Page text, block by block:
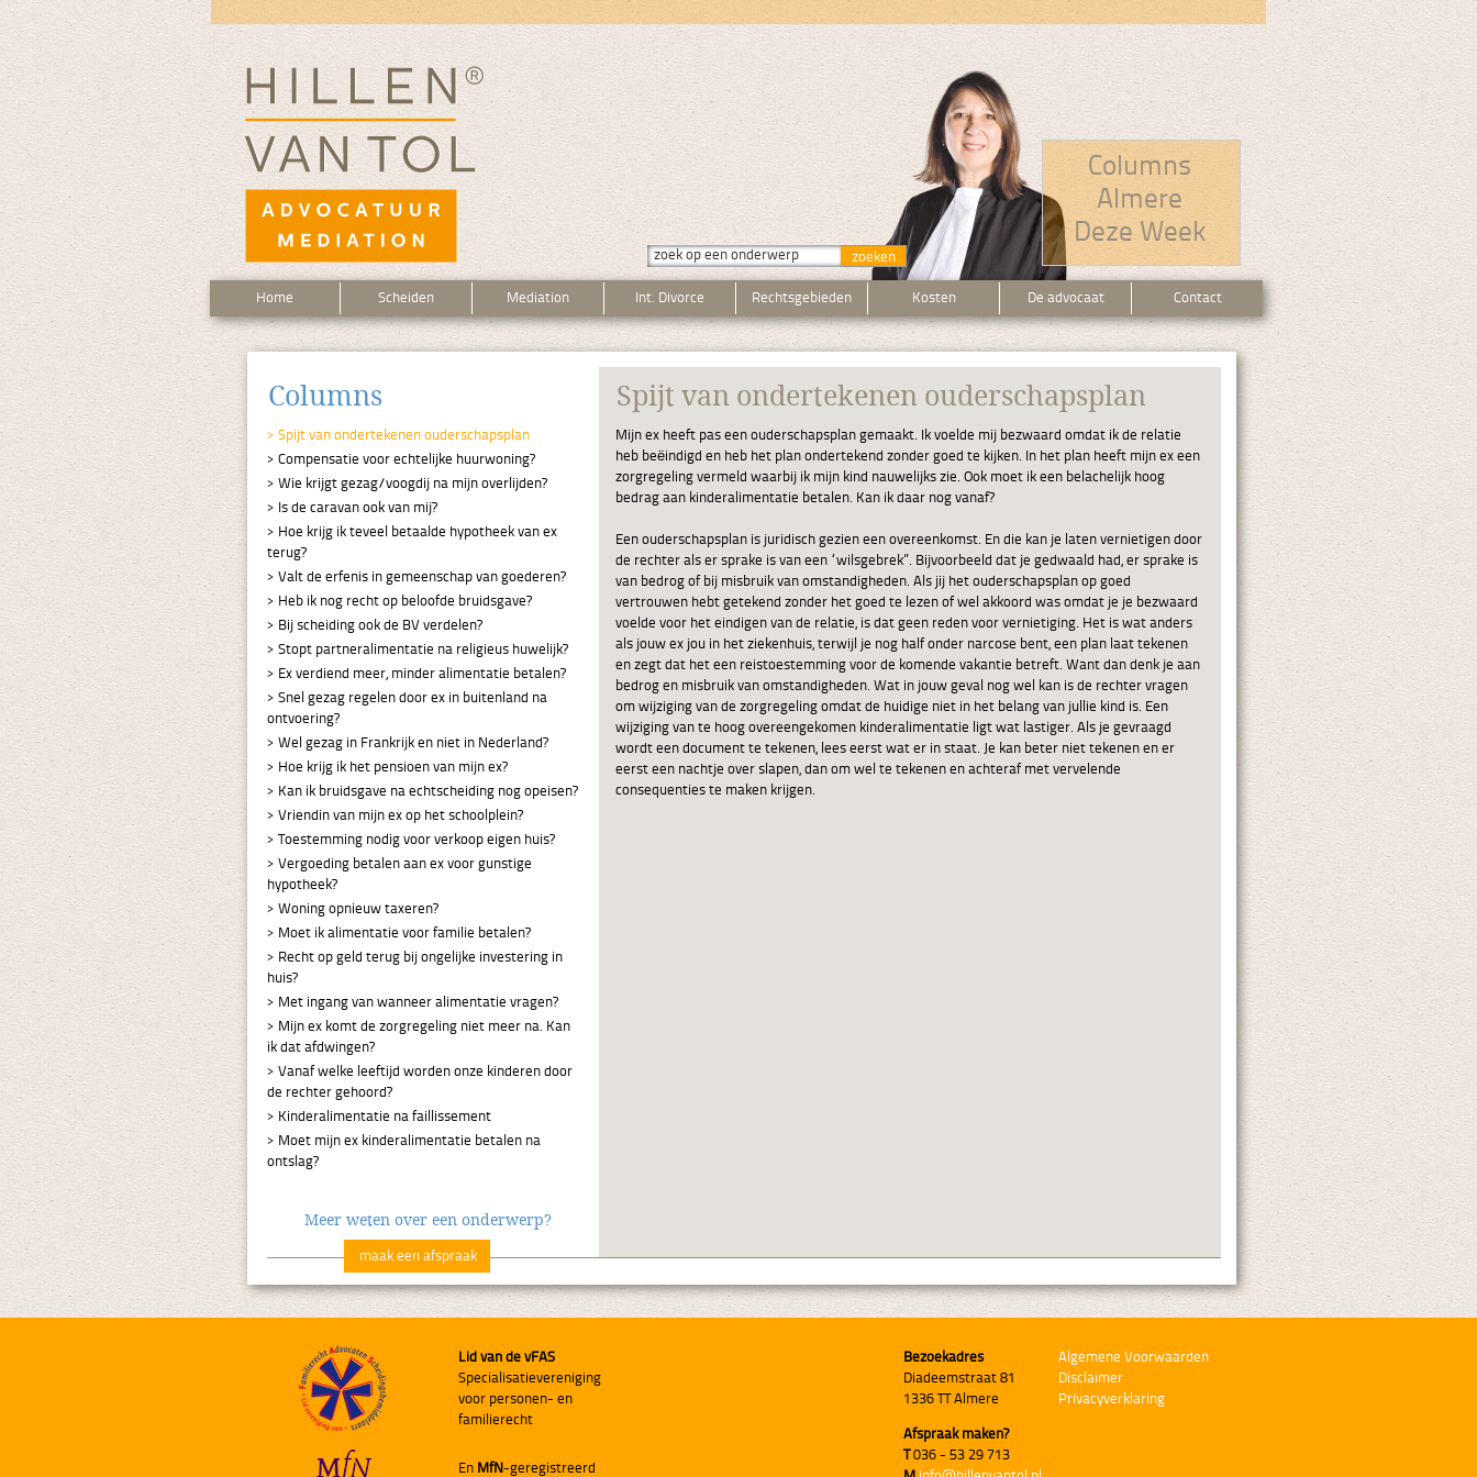
Columns
Almere
Deze Week
Home Scheiden Mediation Int. Divorce Rechtsgebieden Kosten De advocaat Contact
Columns
Spijt van ondertekenen ouderschapsplan
Compensatie voor echtelijke huurwoning?
Wie krijgt gezag/voogdij na mijn overlijden?
Is de caravan ook van mij?
Hoe krijg ik teveel betaalde hypotheek van ex
terug?
Valt de erfenis in gemeenschap van goederen?
Heb ik nog recht op beloofde bruidsgave?
Bij scheiding ook de BV verdelen?
Stopt partneralimentatie na religieus huwelijk?
Ex verdiend meer, minder alimentatie betalen?
Snel gezag regelen door ex in buitenland na
ontvoering?
Wel gezag in Frankrijk en niet in Nederland?
Hoe krijg ik het pensioen van mijn ex?
Kan ik bruidsgave na echtscheiding nog opeisen?
Vriendin van mijn ex op het schoolplein?
Toestemming nodig voor verkoop eigen huis?
Vergoeding betalen aan ex voor gunstige
hypotheek?
Woning opnieuw taxeren?
Moet ik alimentatie voor familie betalen?
Recht op geld terug bij ongelijke investering in
huis?
Met ingang van wanneer alimentatie vragen?
Mijn ex komt de zorgregeling niet meer na. Kan
ik dat afdwingen?
Vanaf welke leeftijd worden onze kinderen door
de rechter gehoord?
Kinderalimentatie na faillissement
Moet mijn ex kinderalimentatie betalen na
ontslag?
Spijt van ondertekenen ouderschapsplan
Mijn ex heeft pas een ouderschapsplan gemaakt. Ik voelde mij bezwaard omdat ik de relatie
heb beëindigd en heb het plan ondertekend zonder goed te kijken. In het plan heeft mijn ex een
zorgregeling vermeld waarbij ik mijn kind nauwelijks zie. Ook moet ik een belachelijk hoog
bedrag aan kinderalimentatie betalen. Kan ik daar nog vanaf?
Een ouderschapsplan is juridisch gezien een overeenkomst. En die kan je laten vernietigen door
de rechter als er sprake is van een “wilsgebrek”. Bijvoorbeeld dat je gedwaald had, er sprake is
van bedrog of bij misbruik van omstandigheden. Als jij het ouderschapsplan op goed
vertrouwen hebt getekend zonder het goed te lezen of wel akkoord was omdat je je bezwaard
voelde voor het eindigen van de relatie, is dat geen reden voor vernietiging. Het is wat anders
als jouw ex jou in het ziekenhuis, terwijl je nog half onder narcose bent, een plan laat tekenen
en zegt dat het een reistoestemming voor de komende vakantie betreft. Want dan denk je aan
bedrog en misbruik van omstandigheden. Wat in jouw geval nog wel kan is de rechter vragen
om wijziging van de zorgregeling omdat de huidige niet in het belang van jullie kind is. Een
wijziging van te hoog overeengekomen kinderalimentatie ligt wat lastiger. Als je gevraagd
wordt een document te tekenen, lees eerst wat er in staat. Je kan beter niet tekenen en er
eerst een nachtje over slapen, dan om wel te tekenen en achteraf met vervelende
consequenties te maken krijgen.
Meer weten over een onderwerp?
maak een afspraak
Lid van de vFAS
Specialisatievereniging
voor personen- en
familierecht
En MfN-geregistreerd
Bezoekadres
Diadeemstraat 81
1336 TT Almere
Afspraak maken?
T036 - 53 29 713
Algemene Voorwaarden
Disclaimer
Privacyverklaring